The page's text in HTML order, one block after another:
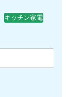
キッチン家電